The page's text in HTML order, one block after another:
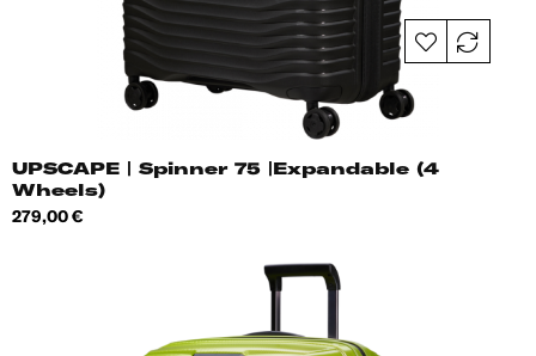
UPSCAPE | Spinner 75 |Expandable (4
Wheels)
Hind
279,00 €